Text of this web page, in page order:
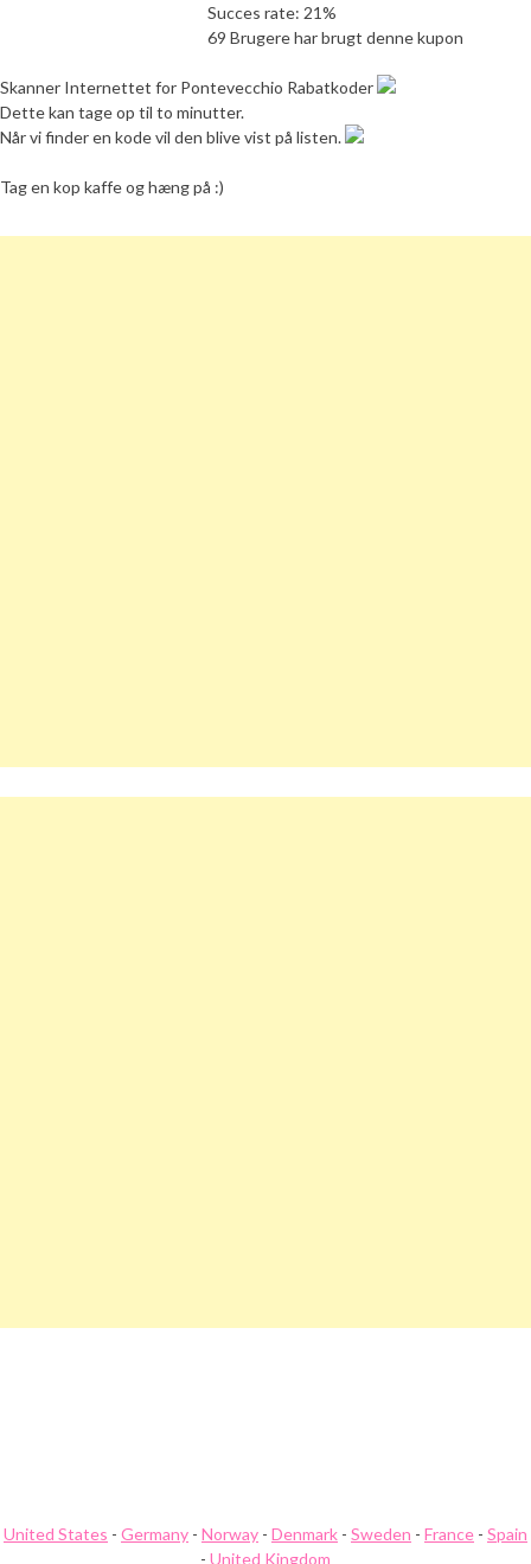
Succes rate: 21%
69 Brugere har brugt denne kupon
Skanner Internettet for Pontevecchio Rabatkoder
Dette kan tage op til to minutter.
Når vi finder en kode vil den blive vist på listen.
Tag en kop kaffe og hæng på :)
United States - Germany - Norway - Denmark - Sweden - France - Spain
- United Kingdom